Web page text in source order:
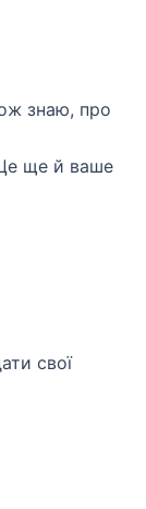
знаю, про
Це ще й ваше
свої